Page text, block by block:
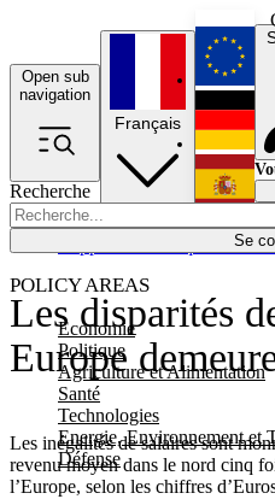
Open sub
navigation
Recherche
Se
POLICY AREAS
Economie
Politique
Agriculture et Alimentation
Santé
Technologies
Energie, Environnement et
Défense
Français
Les disparités
Europe
Les inégalités de salaires sont
revenu moyen dans le nord cinq
l’Europe, selon les chiffres